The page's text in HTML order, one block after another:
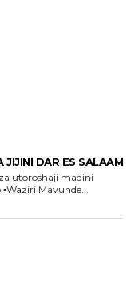
JIJINI DAR ES SALAAM
utoroshaji madini
▪️Waigeuza nyumba ya kupanga kama soko ▪️Waziri Mavunde...